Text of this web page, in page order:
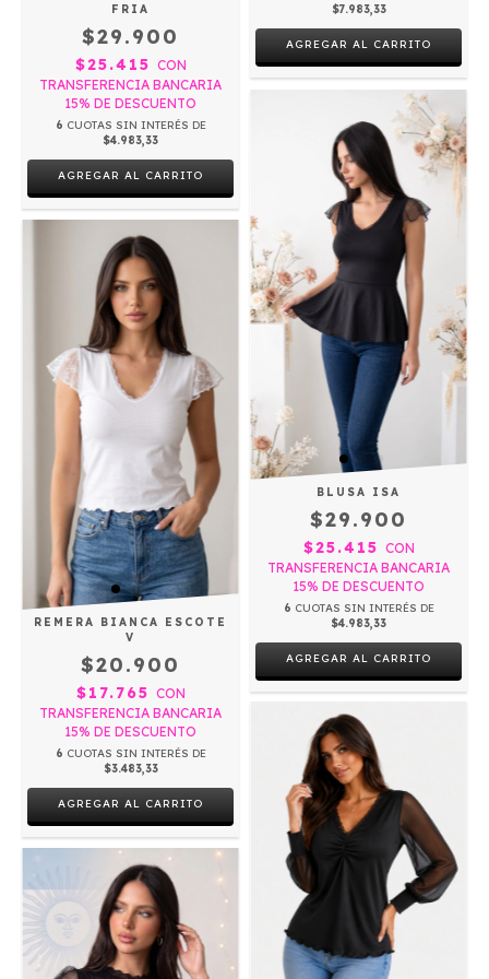
FRIA
$29.900
$25.415 CON
TRANSFERENCIA BANCARIA
15% DE DESCUENTO
6 CUOTAS SIN INTERÉS DE
$4.983,33
AGREGAR AL CARRITO
$7.983,33
AGREGAR AL CARRITO
REMERA BIANCA ESCOTE
V
$20.900
$17.765 CON
TRANSFERENCIA BANCARIA
15% DE DESCUENTO
6 CUOTAS SIN INTERÉS DE
$3.483,33
AGREGAR AL CARRITO
BLUSA ISA
$29.900
$25.415 CON
TRANSFERENCIA BANCARIA
15% DE DESCUENTO
6 CUOTAS SIN INTERÉS DE
$4.983,33
AGREGAR AL CARRITO